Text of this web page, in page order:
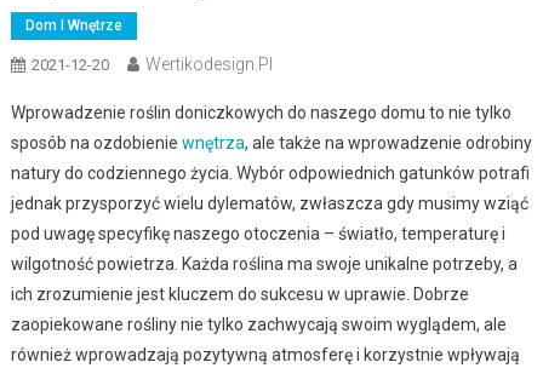
Dom I Wnętrze
2021-12-20 Wertikodesign.pl
Wprowadzenie roślin doniczkowych do naszego domu to nie tylko
sposób na ozdobienie wnętrza, ale także na wprowadzenie odrobiny
natury do codziennego życia. Wybór odpowiednich gatunków potrafi
jednak przysporzyć wielu dylematów, zwłaszcza gdy musimy wziąć
pod uwagę specyfikę naszego otoczenia – światło, temperaturę i
wilgotność powietrza. Każda roślina ma swoje unikalne potrzeby, a
ich zrozumienie jest kluczem do sukcesu w uprawie. Dobrze
zaopiekowane rośliny nie tylko zachwycają swoim wyglądem, ale
również wprowadzają pozytywną atmosferę i korzystnie wpływają